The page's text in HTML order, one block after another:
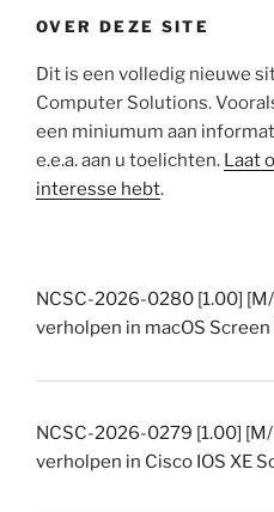
OVER DEZE SITE
Dit is een volledig nieuwe
Computer Solutions.
een miniumum aan
e.e.a. aan u toelichten. Laat
interesse hebt.
NCSC-2026-0280 [1.00]
verholpen in macOS
NCSC-2026-0279 [1.00]
verholpen in Cisco IOS XE